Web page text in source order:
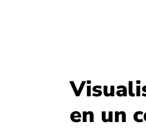
en un